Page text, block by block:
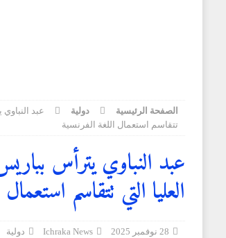
الصفحة الرئيسية دولية
عبد
تتقاسم استعمال اللغة الفرنسية
عبد النباوي يترأس
العليا التي تتقاسم
28 نوفمبر 2025 Ichraka News دولية